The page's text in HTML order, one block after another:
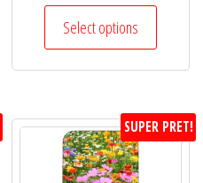
Select options
SUPER PRET!